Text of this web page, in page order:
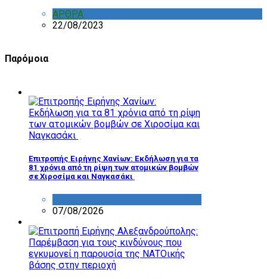
ΑΡΘΡΑ
22/08/2023
Παρόμοια
Επιτροπής Ειρήνης Χανίων: Εκδήλωση για τα
81 χρόνια από τη ρίψη των ατομικών βομβών
σε Χιροσίμα και Ναγκασάκι
07/08/2026